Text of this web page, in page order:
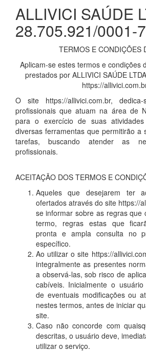
ALLIVICI SAÚDE
28.705.921/0001-
TERMOS E CONDIÇÕES
Aplicam-se estes termos e condições
prestados por ALLIVICI SAÚDE
https://
O site https://allivici.com.br,
profissionais que atuam na área de
para o exercício de suas atividades
diversas ferramentas que permitirão a
tarefas, buscando atender as
profissionais.
ACEITAÇÃO DOS TERMOS E
Aqueles que desejarem ter
ofertados através do site https://
se informar sobre as regras que
termo, regras estas que
pronta e ampla consulta no
específico.
Ao utilizar o site https://
integralmente as presentes
a observá-las, sob risco de
cabíveis. Inicialmente o
de eventuais modificações ou
nestes termos, antes de iniciar
site.
Caso não concorde com
descritas, o usuário deve,
utilizar o serviço.